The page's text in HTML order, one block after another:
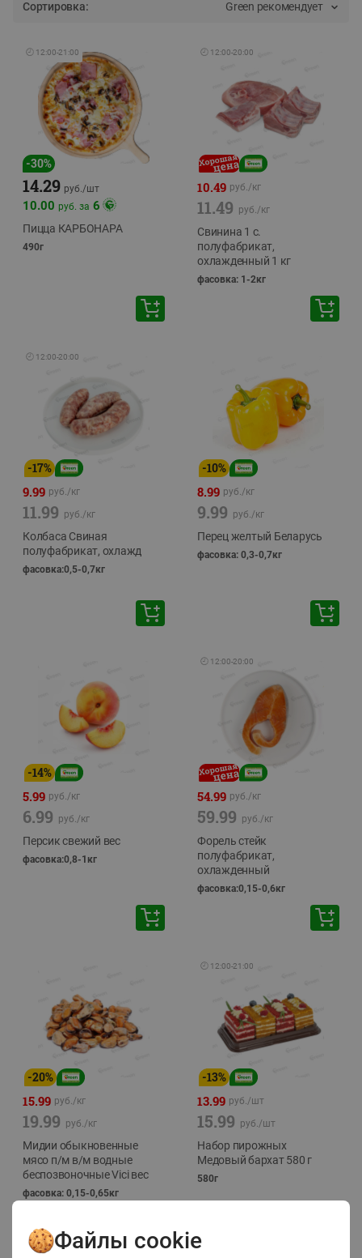
Сортировка: Green рекомендует
🕘 12:00-21:00
-30%
14.29 руб./шт
10.00 руб. за 6
Пицца КАРБОНАРА
490г
🕘 12:00-20:00
10.49 руб./кг
11.49 руб./кг
Свинина 1 с.
полуфабрикат,
охлажденный 1 кг
фасовка: 1-2кг
🕘 12:00-20:00
-17%
9.99 руб./кг
11.99 руб./кг
Колбаса Свиная
полуфабрикат, охлажд
фасовка:0,5-0,7кг
-10%
8.99 руб./кг
9.99 руб./кг
Перец желтый Беларусь
фасовка: 0,3-0,7кг
-14%
5.99 руб./кг
6.99 руб./кг
Персик свежий вес
фасовка:0,8-1кг
🕘 12:00-20:00
54.99 руб./кг
59.99 руб./кг
Форель стейк
полуфабрикат,
охлажденный
фасовка:0,15-0,6кг
-20%
15.99 руб./кг
19.99 руб./кг
Мидии обыкновенные
мясо п/м в/м водные
беспозвоночные Vici вес
фасовка: 0,15-0,65кг
🕘 12:00-21:00
-13%
13.99 руб./шт
15.99 руб./шт
Набор пирожных
Медовый бархат 580 г
580г
Файлы cookie